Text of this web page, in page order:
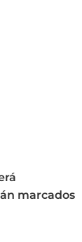
marcados